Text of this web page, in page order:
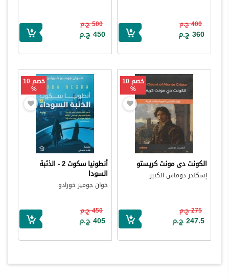
400 ج.م
360 ج.م
500 ج.م
450 ج.م
خصم 10
%
الكونت دى مونت كريستو
إسكندر دوماس الكبير
275 ج.م
247.5 ج.م
خصم 10
%
أنطونيا سكوت 2 - الذئبة
السودا
خوان جوميز خورادو
450 ج.م
405 ج.م